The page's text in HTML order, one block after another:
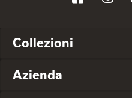
Collezioni
Azienda